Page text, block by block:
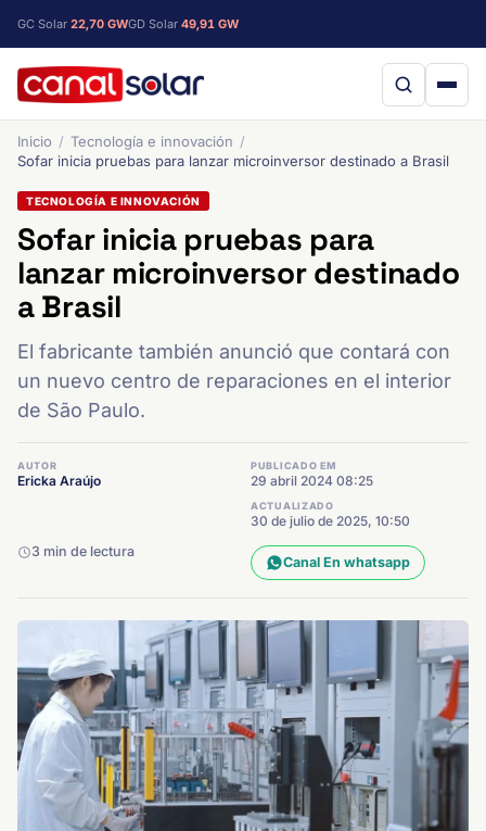
GC Solar 22,70 GWGD Solar 49,91 GW
Inicio
Tecnología e innovación
Sofar inicia pruebas para lanzar microinversor destinado a Brasil
TECNOLOGÍA E INNOVACIÓN
Sofar inicia pruebas para
lanzar microinversor destinado
a Brasil
El fabricante también anunció que contará con
un nuevo centro de reparaciones en el interior
de São Paulo.
AUTOR
Ericka Araújo
PUBLICADO EM
29 abril 2024 08:25
ACTUALIZADO
30 de julio de 2025, 10:50
3 min de lectura
Canal En whatsapp